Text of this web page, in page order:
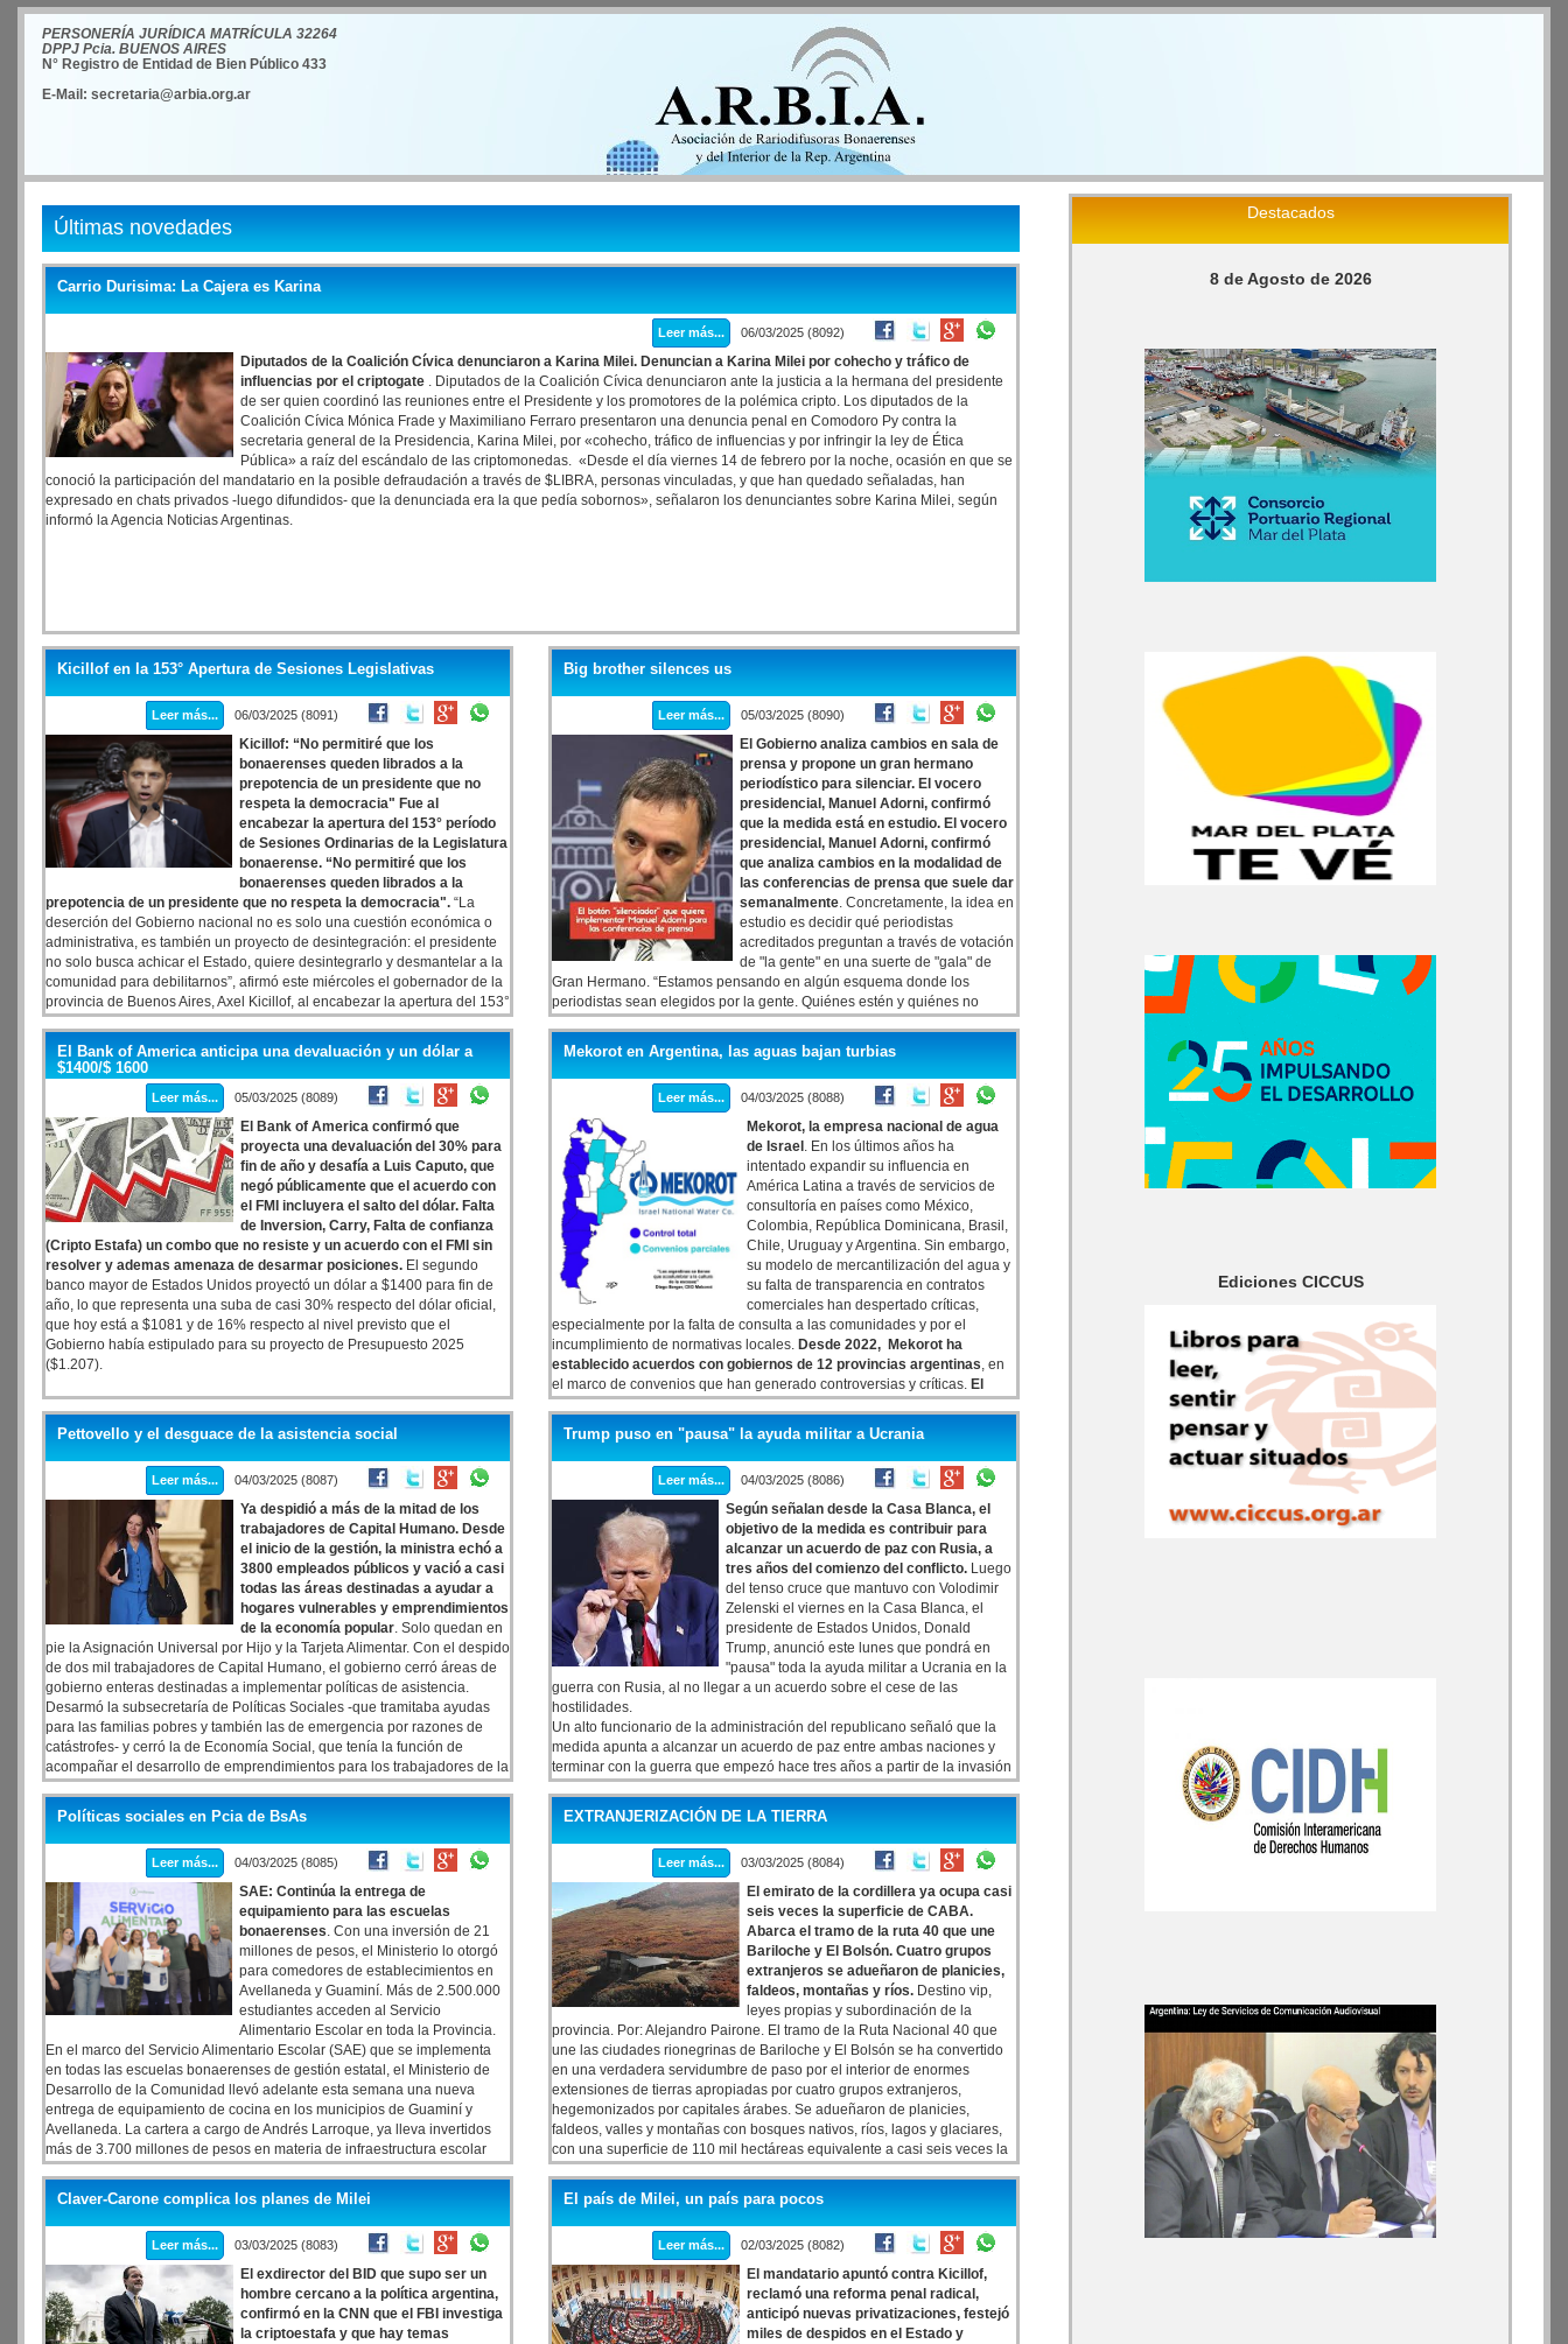
PERSONERÍA JURÍDICA MATRÍCULA 32264
DPPJ Pcia. BUENOS AIRES
N° Registro de Entidad de Bien Público 433
E-Mail: secretaria@arbia.org.ar
Últimas novedades
Carrio Durisima: La Cajera es Karina
Leer más... 06/03/2025 (8092)
Diputados de la Coalición Cívica denunciaron a Karina Milei. Denuncian a Karina Milei por cohecho y tráfico de
influencias por el criptogate . Diputados de la Coalición Cívica denunciaron ante la justicia a la hermana del presidente
de ser quien coordinó las reuniones entre el Presidente y los promotores de la polémica cripto. Los diputados de la
Coalición Cívica Mónica Frade y Maximiliano Ferraro presentaron una denuncia penal en Comodoro Py contra la
secretaria general de la Presidencia, Karina Milei, por «cohecho, tráfico de influencias y por infringir la ley de Ética
Pública» a raíz del escándalo de las criptomonedas. «Desde el día viernes 14 de febrero por la noche, ocasión en que se
conoció la participación del mandatario en la posible defraudación a través de $LIBRA, personas vinculadas, y que han quedado señaladas, han
expresado en chats privados -luego difundidos- que la denunciada era la que pedía sobornos», señalaron los denunciantes sobre Karina Milei, según
informó la Agencia Noticias Argentinas.
Kicillof en la 153° Apertura de Sesiones Legislativas
Leer más... 06/03/2025 (8091)
Kicillof: “No permitiré que los
bonaerenses queden librados a la
prepotencia de un presidente que no
respeta la democracia" Fue al
encabezar la apertura del 153° período
de Sesiones Ordinarias de la Legislatura
bonaerense. “No permitiré que los
bonaerenses queden librados a la
prepotencia de un presidente que no respeta la democracia". “La
deserción del Gobierno nacional no es solo una cuestión económica o
administrativa, es también un proyecto de desintegración: el presidente
no solo busca achicar el Estado, quiere desintegrarlo y desmantelar a la
comunidad para debilitarnos”, afirmó este miércoles el gobernador de la
provincia de Buenos Aires, Axel Kicillof, al encabezar la apertura del 153°
período de Sesiones Ordinarias de la Legislatura bonaerense. Asimismo,
el Gobernador subrayó: “Frente a esto, el Gobierno provincial actúa
como escudo para proteger derechos agredidos y como red para atenuar
el daño y sostener el tejido social y productivo: en cada tema,
demostramos con hechos que sí hay una alternativa a la motosierra y al
ajuste”.
Big brother silences us
Leer más... 05/03/2025 (8090)
El Gobierno analiza cambios en sala de
prensa y propone un gran hermano
periodístico para silenciar. El vocero
presidencial, Manuel Adorni, confirmó
que la medida está en estudio. El vocero
presidencial, Manuel Adorni, confirmó
que analiza cambios en la modalidad de
las conferencias de prensa que suele dar
semanalmente. Concretamente, la idea en
estudio es decidir qué periodistas
acreditados preguntan a través de votación
de "la gente" en una suerte de "gala" de
Gran Hermano. “Estamos pensando en algún esquema donde los
periodistas sean elegidos por la gente. Quiénes estén y quiénes no
estén. Para que la gente se sienta representada, se sienta informada y
que ustedes (por los periodistas acreditados) acá sientan que pueden
hacer el mejor trabajo para sus medios y en definitiva para la gente,
porque no están acá por otra cosa que porque del otro lado hay alguien
que los lee o los escucha”, dijo el vocero en la conferencia de este
miércoles.
El Bank of America anticipa una devaluación y un dólar a
$1400/$ 1600
Leer más... 05/03/2025 (8089)
El Bank of America confirmó que
proyecta una devaluación del 30% para
fin de año y desafía a Luis Caputo, que
negó públicamente que el acuerdo con
el FMI incluyera el salto del dólar. Falta
de Inversion, Carry, Falta de confianza
(Cripto Estafa) un combo que no resiste y un acuerdo con el FMI sin
resolver y ademas amenaza de desarmar posiciones. El segundo
banco mayor de Estados Unidos proyectó un dólar a $1400 para fin de
año, lo que representa una suba de casi 30% respecto del dólar oficial,
que hoy está a $1081 y de 16% respecto al nivel previsto que el
Gobierno había estipulado para su proyecto de Presupuesto 2025
($1.207).
Mekorot en Argentina, las aguas bajan turbias
Leer más... 04/03/2025 (8088)
Mekorot, la empresa nacional de agua
de Israel . En los últimos años ha
intentado expandir su influencia en
América Latina a través de servicios de
consultoría en países como México,
Colombia, República Dominicana, Brasil,
Chile, Uruguay y Argentina. Sin embargo,
su modelo de mercantilización del agua y
su falta de transparencia en contratos
comerciales han despertado críticas,
especialmente por la falta de consulta a las comunidades y por el
incumplimiento de normativas locales. Desde 2022, Mekorot ha
establecido acuerdos con gobiernos de 12 provincias argentinas, en
el marco de convenios que han generado controversias y críticas. El
acuerdo de convenios con Mekorot comienza en 2022 con una visita
del entonces Ministro del Interior Wado de Pedro y varios
gobernadores a Israel (https://www.argentina.gob.ar/noticias/wado-de-
pedro-encabezo-la-firma-de-un-acuerdo-tecnico-entre-cinco-
provincias-y-la-estatal).Anteriormente, en 2011, la empresa tuvo
intentos de acercarse a Argentina con licitación de plantas de tratamiento
en la provincia de Buenos Aires. En el caso de la planta en la ciudad de
La Plata, fue denunciada y se logró echar atrás. Pero en 2022 se
retomaron las negociaciones y se consiguió algún tipo de acuerdo con
12 provincias.
Pettovello y el desguace de la asistencia social
Leer más... 04/03/2025 (8087)
Ya despidió a más de la mitad de los
trabajadores de Capital Humano. Desde
el inicio de la gestión, la ministra echó a
3800 empleados públicos y vació a casi
todas las áreas destinadas a ayudar a
hogares vulnerables y emprendimientos
de la economía popular. Solo quedan en
pie la Asignación Universal por Hijo y la Tarjeta Alimentar. Con el despido
de dos mil trabajadores de Capital Humano, el gobierno cerró áreas de
gobierno enteras destinadas a implementar políticas de asistencia.
Desarmó la subsecretaría de Políticas Sociales -que tramitaba ayudas
para las familias pobres y también las de emergencia por razones de
catástrofes- y cerró la de Economía Social, que tenía la función de
acompañar el desarrollo de emprendimientos para los trabajadores de la
economía popular, tanto productivos (textiles, centros de reciclado,
producción de alimentos) como de cuidado (guarderías, jardines
comunitarios, promotoras de género y de salud).
Trump puso en "pausa" la ayuda militar a Ucrania
Leer más... 04/03/2025 (8086)
Según señalan desde la Casa Blanca, el
objetivo de la medida es contribuir para
alcanzar un acuerdo de paz con Rusia, a
tres años del comienzo del conflicto. Luego
del tenso cruce que mantuvo con Volodimir
Zelenski el viernes en la Casa Blanca, el
presidente de Estados Unidos, Donald
Trump, anunció este lunes que pondrá en
"pausa" toda la ayuda militar a Ucrania en la
guerra con Rusia, al no llegar a un acuerdo sobre el cese de las
hostilidades.
Un alto funcionario de la administración del republicano señaló que la
medida apunta a alcanzar un acuerdo de paz entre ambas naciones y
terminar con la guerra que empezó hace tres años a partir de la invasión
de Rusia. “El presidente fue claro en que está centrado en la paz.
Necesitamos que nuestros socios también se comprometan con ese
objetivo.
Políticas sociales en Pcia de BsAs
Leer más... 04/03/2025 (8085)
SAE: Continúa la entrega de
equipamiento para las escuelas
bonaerenses. Con una inversión de 21
millones de pesos, el Ministerio lo otorgó
para comedores de establecimientos en
Avellaneda y Guaminí. Más de 2.500.000
estudiantes acceden al Servicio
Alimentario Escolar en toda la Provincia.
En el marco del Servicio Alimentario Escolar (SAE) que se implementa
en todas las escuelas bonaerenses de gestión estatal, el Ministerio de
Desarrollo de la Comunidad llevó adelante esta semana una nueva
entrega de equipamiento de cocina en los municipios de Guaminí y
Avellaneda. La cartera a cargo de Andrés Larroque, ya lleva invertidos
más de 3.700 millones de pesos en materia de infraestructura escolar
beneficiando a más de 3.600 comedores de establecimientos públicos.
EXTRANJERIZACIÓN DE LA TIERRA
Leer más... 03/03/2025 (8084)
El emirato de la cordillera ya ocupa casi
seis veces la superficie de CABA.
Abarca el tramo de la ruta 40 que une
Bariloche y El Bolsón. Cuatro grupos
extranjeros se adueñaron de planicies,
faldeos, montañas y ríos. Destino vip,
leyes propias y subordinación de la
provincia. Por: Alejandro Pairone. El tramo de la Ruta Nacional 40 que
une las ciudades rionegrinas de Bariloche y El Bolsón se ha convertido
en una verdadera servidumbre de paso por el interior de enormes
extensiones de tierras apropiadas por cuatro grupos extranjeros,
hegemonizados por capitales árabes. Se adueñaron de planicies,
faldeos, valles y montañas con bosques nativos, ríos, lagos y glaciares,
con una superficie de 110 mil hectáreas equivalente a casi seis veces la
Ciudad de Buenos Aires. Son el poder real que además subordina al
poder político en una Cordillera extranjerizada que han convertido en un
paraíso de turismo vip, con lodges y refugios de alta montaña,
mansiones, enormes cabañas y cotos de caza donde los millonarios se
divierten asesinando animales, pero con mira telescópica.
Claver-Carone complica los planes de Milei
Leer más... 03/03/2025 (8083)
El exdirector del BID que supo ser un
hombre cercano a la política argentina,
confirmó en la CNN que el FBI investiga
la criptoestafa y que hay temas
El país de Milei, un país para pocos
Leer más... 02/03/2025 (8082)
El mandatario apuntó contra Kicillof,
reclamó una reforma penal radical,
anticipó nuevas privatizaciones, festejó
miles de despidos en el Estado y
Destacados
8 de Agosto de 2026
Ediciones CICCUS